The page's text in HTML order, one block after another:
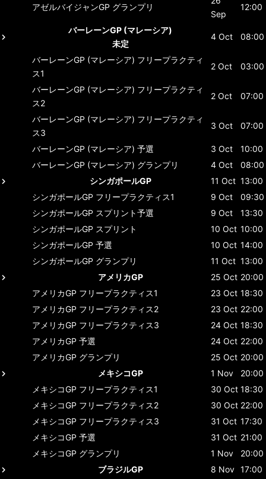
アゼルバイジャンGP グランプリ
Sep
12:00
バーレーンGP (マレーシア)
未定
4 Oct 08:00
バーレーンGP (マレーシア) フリープラクティ
ス1
2 Oct 03:00
バーレーンGP (マレーシア) フリープラクティ
ス2
2 Oct 07:00
バーレーンGP (マレーシア) フリープラクティ
ス3
3 Oct 07:00
バーレーンGP (マレーシア) 予選 3 Oct
10:00
バーレーンGP (マレーシア) グランプリ 4 Oct
08:00
シンガポールGP
11 Oct 13:00
シンガポールGP フリープラクティス1 9 Oct
09:30
シンガポールGP スプリント予選 9 Oct
13:30
シンガポールGP スプリント 10 Oct 10:00
シンガポールGP 予選 10 Oct 14:00
シンガポールGP グランプリ 11 Oct 13:00
アメリカGP
25 Oct 20:00
アメリカGP フリープラクティス1 23 Oct 18:30
アメリカGP フリープラクティス2 23 Oct 22:00
アメリカGP フリープラクティス3 24 Oct 18:30
アメリカGP 予選 24 Oct 22:00
アメリカGP グランプリ 25 Oct 20:00
メキシコGP
1 Nov
20:00
メキシコGP フリープラクティス1 30 Oct 18:30
メキシコGP フリープラクティス2 30 Oct 22:00
メキシコGP フリープラクティス3 31 Oct 17:30
メキシコGP 予選 31 Oct 21:00
メキシコGP グランプリ 1 Nov
20:00
ブラジルGP
8 Nov 17:00